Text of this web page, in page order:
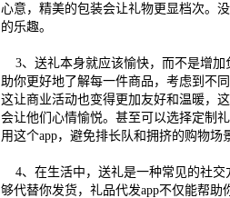
心意，精美的包装会让礼物更显档次。
的乐趣。
3、送礼本身就应该愉快，而不是增加
助你更好地了解每一件商品，考虑到不
这让商业活动也变得更加友好和温暖，
会让他们心情愉悦。甚至可以选择定制
用这个app，避免排长队和拥挤的购物场
4、在生活中，送礼是一种常见的社交
够代替你发货，礼品代发app不仅能帮